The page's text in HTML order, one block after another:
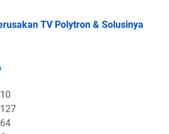
TV Polytron & Solusinya